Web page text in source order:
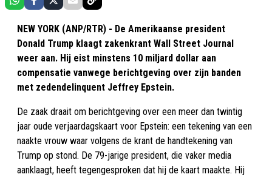
NEW YORK (ANP/RTR) - De Amerikaanse president
Donald Trump klaagt zakenkrant Wall Street Journal
weer aan. Hij eist minstens 10 miljard dollar aan
compensatie vanwege berichtgeving over zijn banden
met zedendelinquent Jeffrey Epstein.
De zaak draait om berichtgeving over een meer dan twintig
jaar oude verjaardagskaart voor Epstein: een tekening van een
naakte vrouw waar volgens de krant de handtekening van
Trump op stond. De 79-jarige president, die vaker media
aanklaagt, heeft tegengesproken dat hij de kaart maakte. Hij